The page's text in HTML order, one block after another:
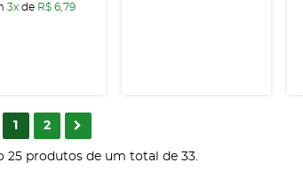
3x de R$ 6,79
1 2
25 produtos de um total de 33.